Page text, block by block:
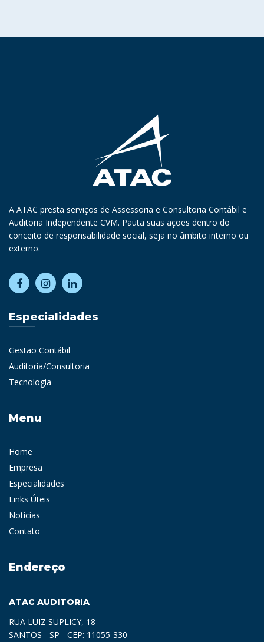
A ATAC presta serviços de Assessoria e Consultoria Contábil e
Auditoria Independente CVM. Pauta suas ações dentro do
conceito de responsabilidade social, seja no âmbito interno ou
externo.
Especialidades
Gestão Contábil
Auditoria/Consultoria
Tecnologia
Menu
Home
Empresa
Especialidades
Links Úteis
Notícias
Contato
Endereço
ATAC AUDITORIA
RUA LUIZ SUPLICY, 18
SANTOS - SP - CEP: 11055-330